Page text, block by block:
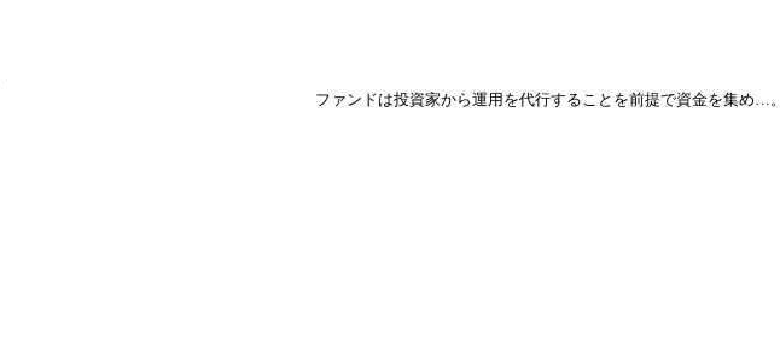
ファンドは投資家から運用を代行することを前提で資金を集め…